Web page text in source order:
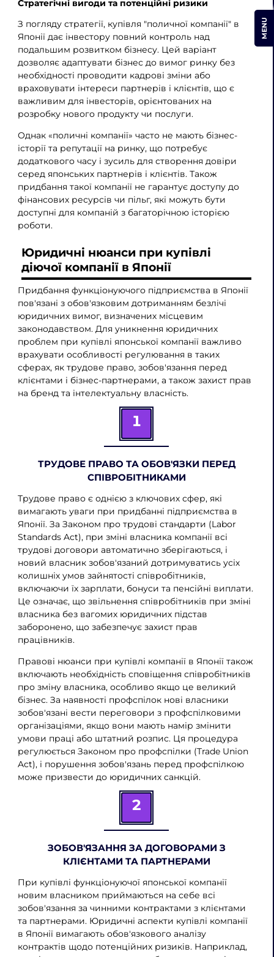
Стратегічні вигоди та потенційні ризики
З погляду стратегії, купівля "поличної компанії" в
Японії дає інвестору повний контроль над
подальшим розвитком бізнесу. Цей варіант
дозволяє адаптувати бізнес до вимог ринку без
необхідності проводити кадрові зміни або
враховувати інтереси партнерів і клієнтів, що є
важливим для інвесторів, орієнтованих на
розробку нового продукту чи послуги.
Однак «поличні компанії» часто не мають бізнес-
історії та репутації на ринку, що потребує
додаткового часу і зусиль для створення довіри
серед японських партнерів і клієнтів. Також
придбання такої компанії не гарантує доступу до
фінансових ресурсів чи пільг, які можуть бути
доступні для компаній з багаторічною історією
роботи.
Юридичні нюанси при купівлі
діючої компанії в Японії
Придбання функціонуючого підприємства в Японії
пов'язані з обов'язковим дотриманням безлічі
юридичних вимог, визначених місцевим
законодавством. Для уникнення юридичних
проблем при купівлі японської компанії важливо
врахувати особливості регулювання в таких
сферах, як трудове право, зобов'язання перед
клієнтами і бізнес-партнерами, а також захист прав
на бренд та інтелектуальну власність.
1
ТРУДОВЕ ПРАВО ТА ОБОВ'ЯЗКИ ПЕРЕД
СПІВРОБІТНИКАМИ
Трудове право є однією з ключових сфер, які
вимагають уваги при придбанні підприємства в
Японії. За Законом про трудові стандарти (Labor
Standards Act), при зміні власника компанії всі
трудові договори автоматично зберігаються, і
новий власник зобов'язаний дотримуватись усіх
колишніх умов зайнятості співробітників,
включаючи їх зарплати, бонуси та пенсійні виплати.
Це означає, що звільнення співробітників при зміні
власника без вагомих юридичних підстав
заборонено, що забезпечує захист прав
працівників.
Правові нюанси при купівлі компанії в Японії також
включають необхідність сповіщення співробітників
про зміну власника, особливо якщо це великий
бізнес. За наявності профспілок нові власники
зобов'язані вести переговори з профспілковими
організаціями, якщо вони мають намір змінити
умови праці або штатний розпис. Ця процедура
регулюється Законом про профспілки (Trade Union
Act), і порушення зобов'язань перед профспілкою
може призвести до юридичних санкцій.
2
ЗОБОВ'ЯЗАННЯ ЗА ДОГОВОРАМИ З
КЛІЄНТАМИ ТА ПАРТНЕРАМИ
При купівлі функціонуючої японської компанії
новим власником приймаються на себе всі
зобов'язання за чинними контрактами з клієнтами
та партнерами. Юридичні аспекти купівлі компанії
в Японії вимагають обов'язкового аналізу
контрактів щодо потенційних ризиків. Наприклад,
MENU